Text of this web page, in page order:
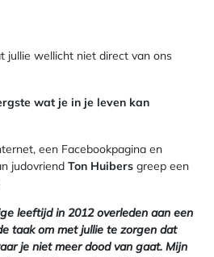
jullie wellicht niet direct van ons
wat je in je leven kan
een Facebookpagina en
judovriend Ton Huibers greep een
leeftijd in 2012 overleden aan een
taak om met jullie te zorgen dat
je niet meer dood van gaat. Mijn